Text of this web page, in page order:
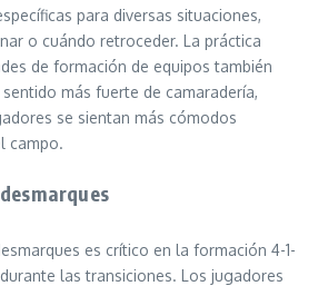
para diversas situaciones,
o cuándo retroceder. La práctica
de formación de equipos también
más fuerte de camaradería,
se sientan más cómodos
campo.
es crítico en la formación 4-1-
las transiciones. Los jugadores